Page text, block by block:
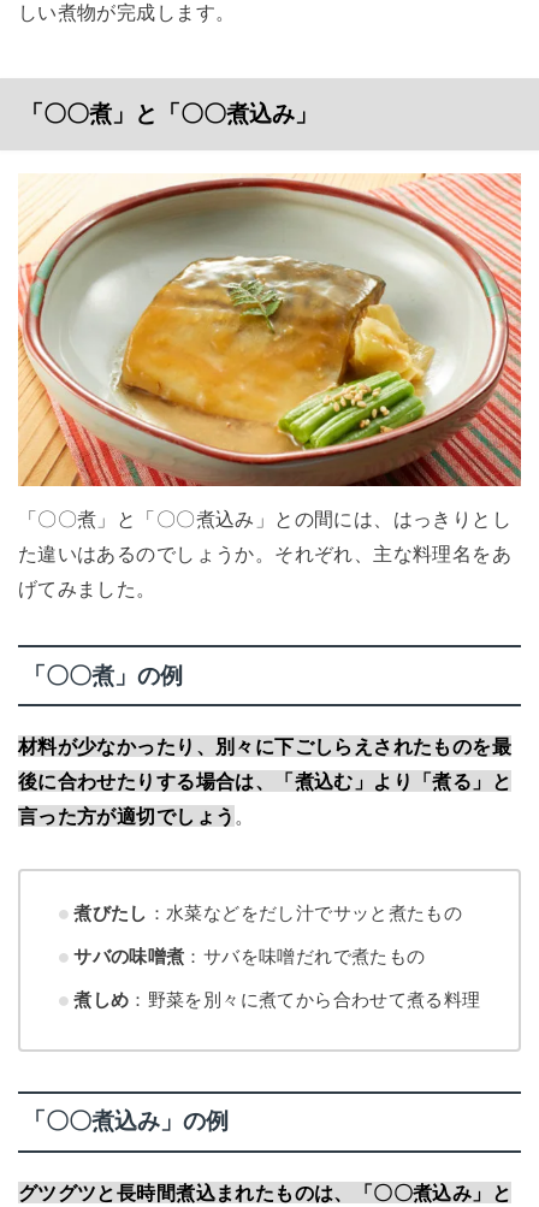
しい煮物が完成します。
「〇〇煮」と「〇〇煮込み」
「〇〇煮」と「〇〇煮込み」との間には、はっきりとし
た違いはあるのでしょうか。それぞれ、主な料理名をあ
げてみました。
「〇〇煮」の例
材料が少なかったり、別々に下ごしらえされたものを最
後に合わせたりする場合は、「煮込む」より「煮る」と
言った方が適切でしょう 。
煮びたし ：水菜などをだし汁でサッと煮たもの
サバの味噌煮 ：サバを味噌だれで煮たもの
煮しめ ：野菜を別々に煮てから合わせて煮る料理
「〇〇煮込み」の例
グツグツと長時間煮込まれたものは、「〇〇煮込み」と